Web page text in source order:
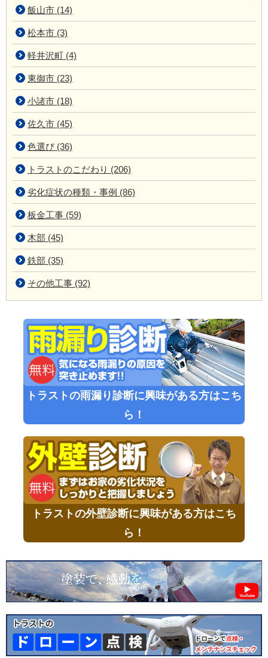
飯山市 (14)
松本市 (3)
軽井沢町 (4)
東御市 (23)
小諸市 (18)
佐久市 (45)
色選び (36)
トラストのこだわり (206)
劣化症状の種類・事例 (86)
板金工事 (59)
木部 (45)
鉄部 (35)
その他工事 (92)
トラストの雨漏り診断に興味がある方はこち
ら！
トラストの外壁診断に興味がある方はこち
ら！